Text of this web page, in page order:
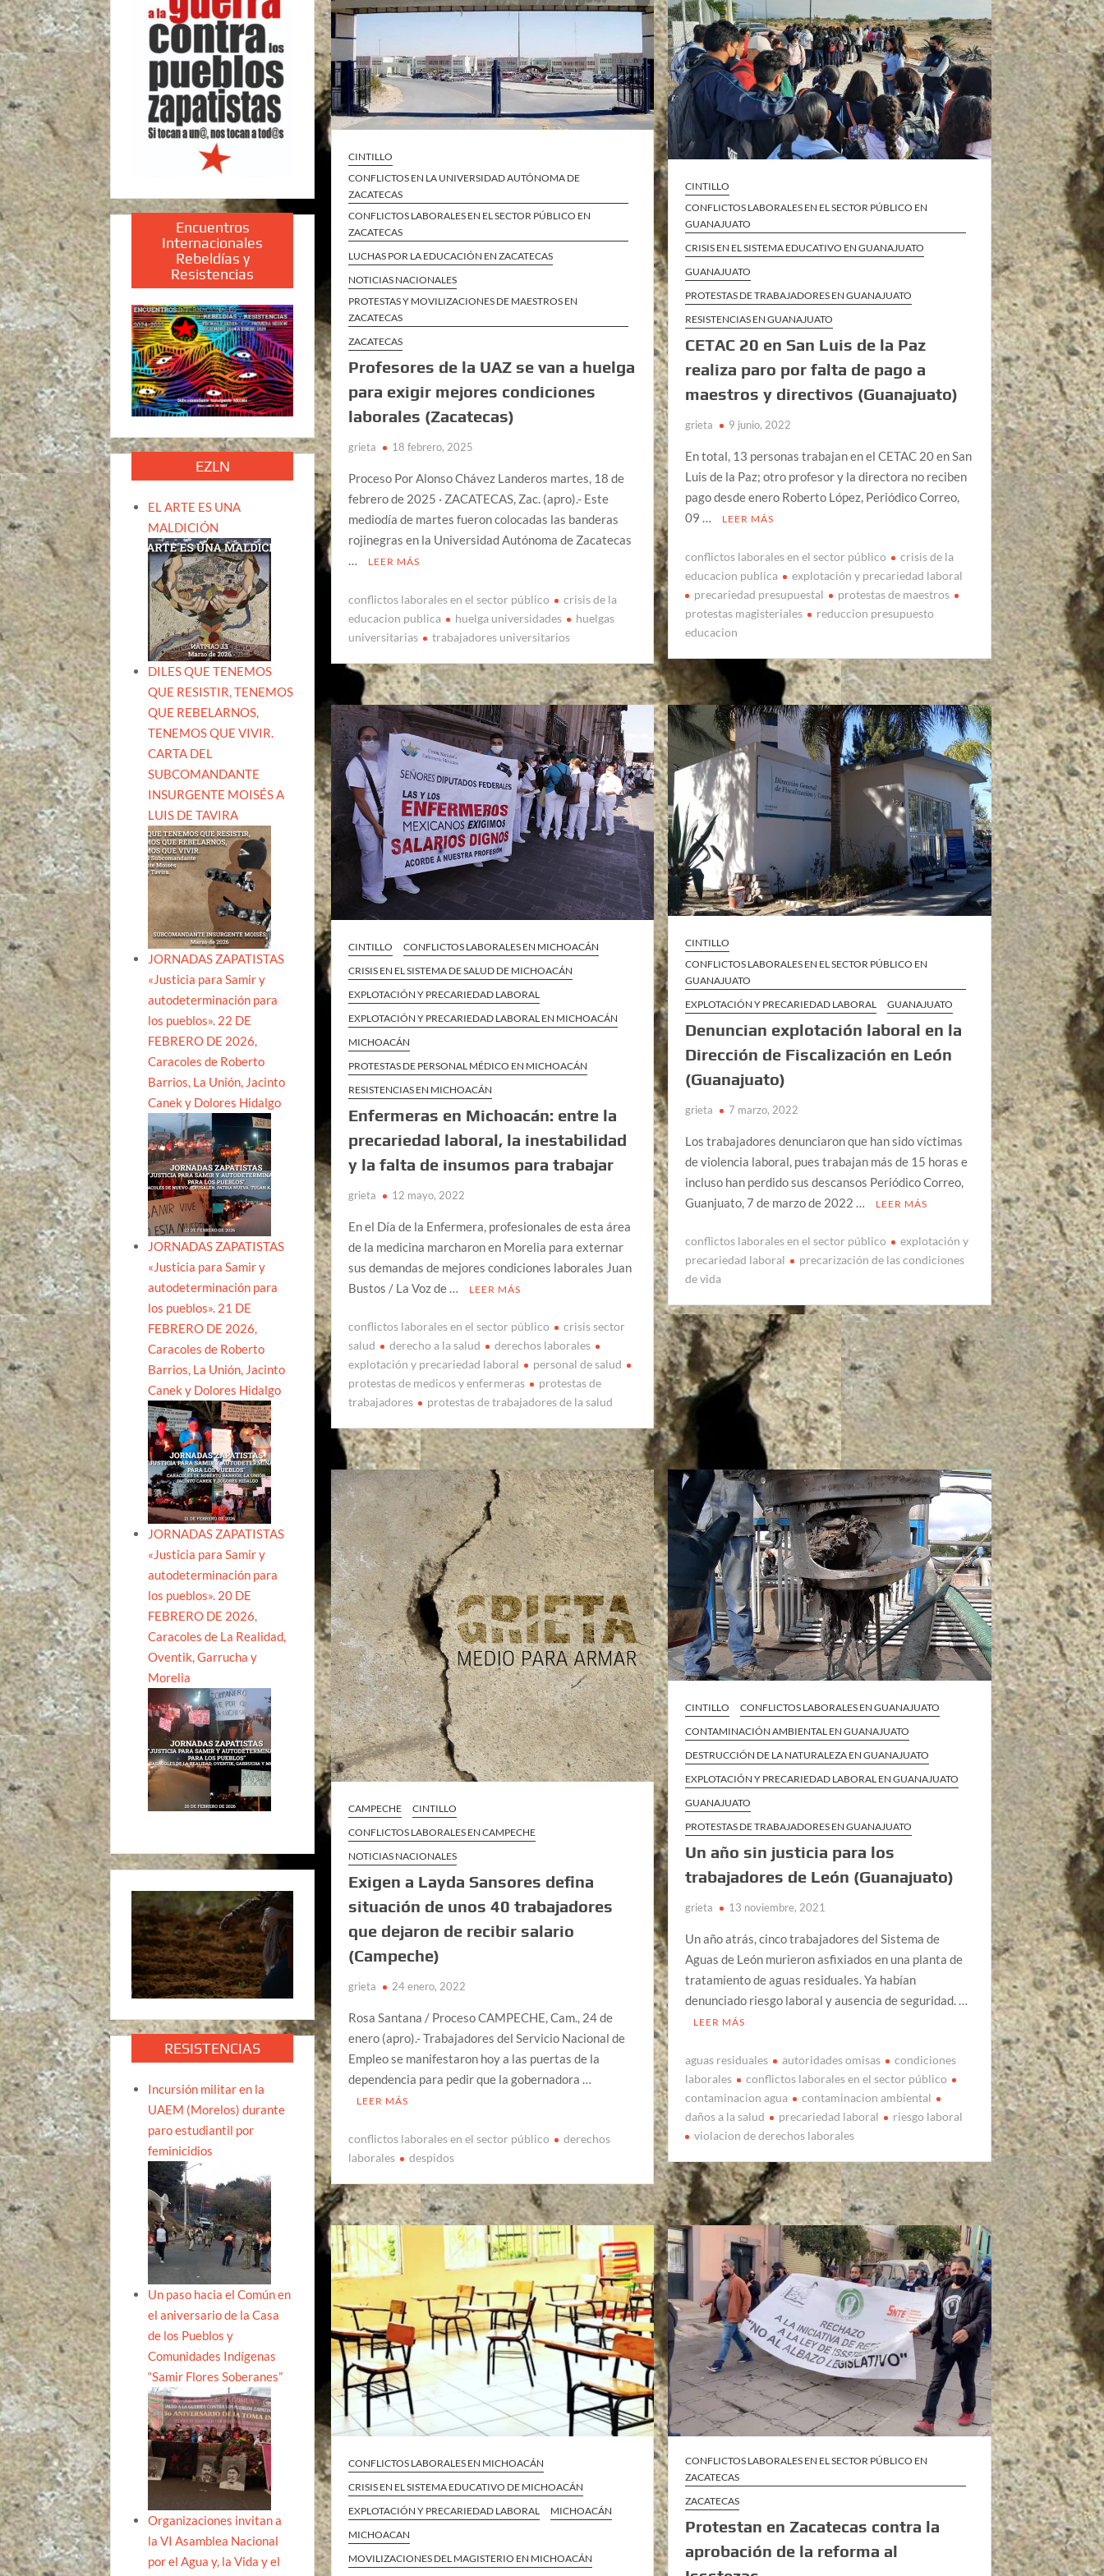
CINTILLO
CONFLICTOS EN LA UNIVERSIDAD AUTÓNOMA DE
ZACATECAS
CONFLICTOS LABORALES EN EL SECTOR PÚBLICO EN
ZACATECAS
LUCHAS POR LA EDUCACIÓN EN ZACATECAS
NOTICIAS NACIONALES
PROTESTAS Y MOVILIZACIONES DE MAESTROS EN
ZACATECAS
ZACATECAS
Profesores de la UAZ se van a huelga
para exigir mejores condiciones
laborales (Zacatecas)
grieta 18 febrero, 2025
Proceso Por Alonso Chávez Landeros martes, 18 de
febrero de 2025 · ZACATECAS, Zac. (apro).- Este
mediodía de martes fueron colocadas las banderas
rojinegras en la Universidad Autónoma de Zacatecas
…
LEER MÁS
conflictos laborales en el sector público
crisis de la
educacion publica
huelga universidades
huelgas
universitarias
trabajadores universitarios
CINTILLO
CONFLICTOS LABORALES EN EL SECTOR PÚBLICO EN
GUANAJUATO
CRISIS EN EL SISTEMA EDUCATIVO EN GUANAJUATO
GUANAJUATO
PROTESTAS DE TRABAJADORES EN GUANAJUATO
RESISTENCIAS EN GUANAJUATO
CETAC 20 en San Luis de la Paz
realiza paro por falta de pago a
maestros y directivos (Guanajuato)
grieta 9 junio, 2022
En total, 13 personas trabajan en el CETAC 20 en San
Luis de la Paz; otro profesor y la directora no reciben
pago desde enero Roberto López, Periódico Correo,
09 …
LEER MÁS
conflictos laborales en el sector público
crisis de la
educacion publica
explotación y precariedad laboral
precariedad presupuestal
protestas de maestros
protestas magisteriales
reduccion presupuesto
educacion
CINTILLO
CONFLICTOS LABORALES EN MICHOACÁN
CRISIS EN EL SISTEMA DE SALUD DE MICHOACÁN
EXPLOTACIÓN Y PRECARIEDAD LABORAL
EXPLOTACIÓN Y PRECARIEDAD LABORAL EN MICHOACÁN
MICHOACÁN
PROTESTAS DE PERSONAL MÉDICO EN MICHOACÁN
RESISTENCIAS EN MICHOACÁN
Enfermeras en Michoacán: entre la
precariedad laboral, la inestabilidad
y la falta de insumos para trabajar
grieta 12 mayo, 2022
En el Día de la Enfermera, profesionales de esta área
de la medicina marcharon en Morelia para externar
sus demandas de mejores condiciones laborales Juan
Bustos / La Voz de …
LEER MÁS
conflictos laborales en el sector público
crisis sector
salud
derecho a la salud
derechos laborales
explotación y precariedad laboral
personal de salud
protestas de medicos y enfermeras
protestas de
trabajadores
protestas de trabajadores de la salud
CINTILLO
CONFLICTOS LABORALES EN EL SECTOR PÚBLICO EN
GUANAJUATO
EXPLOTACIÓN Y PRECARIEDAD LABORAL
GUANAJUATO
Denuncian explotación laboral en la
Dirección de Fiscalización en León
(Guanajuato)
grieta 7 marzo, 2022
Los trabajadores denunciaron que han sido víctimas
de violencia laboral, pues trabajan más de 15 horas e
incluso han perdido sus descansos Periódico Correo,
Guanjuato, 7 de marzo de 2022 …
LEER MÁS
conflictos laborales en el sector público
explotación y
precariedad laboral
precarización de las condiciones
de vida
CAMPECHE
CINTILLO
CONFLICTOS LABORALES EN CAMPECHE
NOTICIAS NACIONALES
Exigen a Layda Sansores defina
situación de unos 40 trabajadores
que dejaron de recibir salario
(Campeche)
grieta 24 enero, 2022
Rosa Santana / Proceso CAMPECHE, Cam., 24 de
enero (apro).- Trabajadores del Servicio Nacional de
Empleo se manifestaron hoy a las puertas de la
dependencia para pedir que la gobernadora …
LEER MÁS
conflictos laborales en el sector público
derechos
laborales
despidos
CINTILLO
CONFLICTOS LABORALES EN GUANAJUATO
CONTAMINACIÓN AMBIENTAL EN GUANAJUATO
DESTRUCCIÓN DE LA NATURALEZA EN GUANAJUATO
EXPLOTACIÓN Y PRECARIEDAD LABORAL EN GUANAJUATO
GUANAJUATO
PROTESTAS DE TRABAJADORES EN GUANAJUATO
Un año sin justicia para los
trabajadores de León (Guanajuato)
grieta 13 noviembre, 2021
Un año atrás, cinco trabajadores del Sistema de
Aguas de León murieron asfixiados en una planta de
tratamiento de aguas residuales. Ya habían
denunciado riesgo laboral y ausencia de seguridad. …
LEER MÁS
aguas residuales autoridades omisas
condiciones
laborales
conflictos laborales en el sector público
contaminacion agua
contaminacion ambiental
daños a la salud
precariedad laboral
riesgo laboral
violacion de derechos laborales
CONFLICTOS LABORALES EN MICHOACÁN
CRISIS EN EL SISTEMA EDUCATIVO DE MICHOACÁN
EXPLOTACIÓN Y PRECARIEDAD LABORAL
MICHOACÁN
MICHOACAN
MOVILIZACIONES DEL MAGISTERIO EN MICHOACÁN
CONFLICTOS LABORALES EN EL SECTOR PÚBLICO EN
ZACATECAS
ZACATECAS
Protestan en Zacatecas contra la
aprobación de la reforma al
Encuentros
Internacionales
Rebeldías y
Resistencias
EZLN
EL ARTE ES UNA
MALDICIÓN
DILES QUE TENEMOS
QUE RESISTIR, TENEMOS
QUE REBELARNOS,
TENEMOS QUE VIVIR.
CARTA DEL
SUBCOMANDANTE
INSURGENTE MOISÉS A
LUIS DE TAVIRA
JORNADAS ZAPATISTAS
«Justicia para Samir y
autodeterminación para
los pueblos». 22 DE
FEBRERO DE 2026,
Caracoles de Roberto
Barrios, La Unión, Jacinto
Canek y Dolores Hidalgo
JORNADAS ZAPATISTAS
«Justicia para Samir y
autodeterminación para
los pueblos». 21 DE
FEBRERO DE 2026,
Caracoles de Roberto
Barrios, La Unión, Jacinto
Canek y Dolores Hidalgo
JORNADAS ZAPATISTAS
«Justicia para Samir y
autodeterminación para
los pueblos». 20 DE
FEBRERO DE 2026,
Caracoles de La Realidad,
Oventik, Garrucha y
Morelia
RESISTENCIAS
Incursión militar en la
UAEM (Morelos) durante
paro estudiantil por
feminicidios
Un paso hacia el Común en
el aniversario de la Casa
de los Pueblos y
Comunidades Indígenas
“Samir Flores Soberanes”
Organizaciones invitan a
la VI Asamblea Nacional
por el Agua y, la Vida y el